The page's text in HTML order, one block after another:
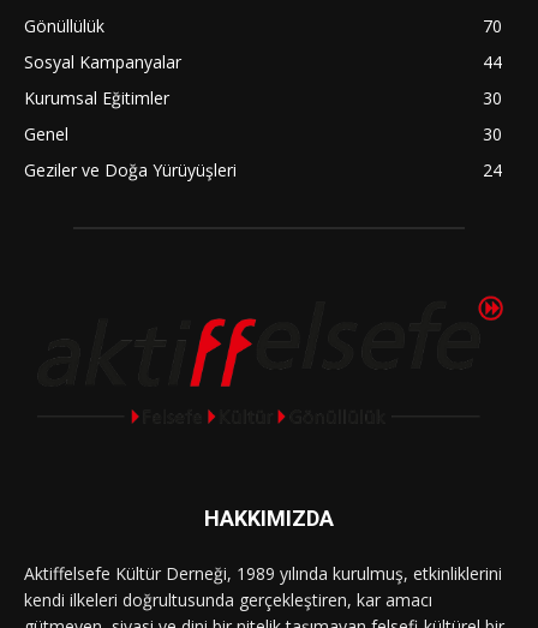
Gönüllülük
70
Sosyal Kampanyalar
44
Kurumsal Eğitimler
30
Genel
30
Geziler ve Doğa Yürüyüşleri
24
HAKKIMIZDA
Aktiffelsefe Kültür Derneği, 1989 yılında kurulmuş, etkinliklerini
kendi ilkeleri doğrultusunda gerçekleştiren, kar amacı